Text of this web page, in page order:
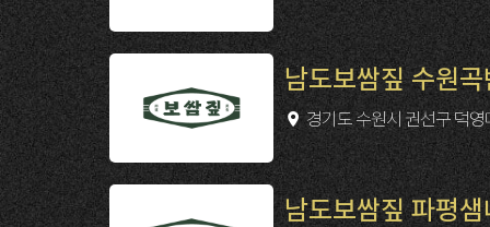
남도보쌈짚 수원
경기도 수원시 권선구 덕영
남도보쌈짚 파평